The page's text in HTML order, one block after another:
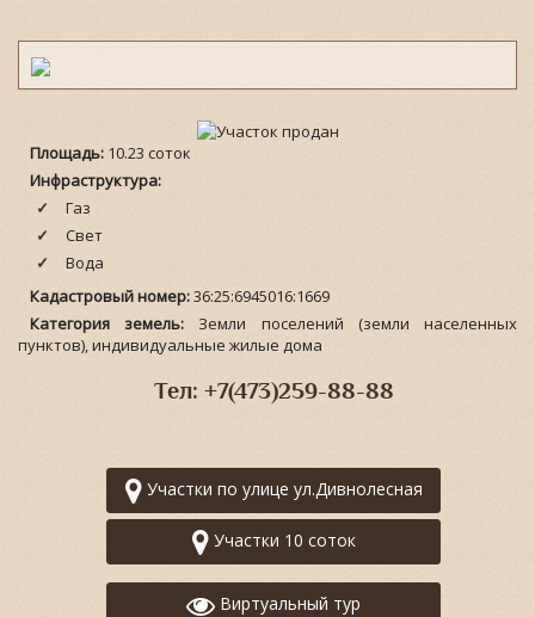
Площадь: 10.23 соток
Инфраструктура:
Газ
Свет
Вода
Кадастровый номер:36:25:6945016:1669
Категория земель: Земли поселений (земли населенных
пунктов), индивидуальные жилые дома
Тел: +7(473)259-88-88
Участки по улице ул.Дивнолесная
Участки 10 соток
Виртуальный тур